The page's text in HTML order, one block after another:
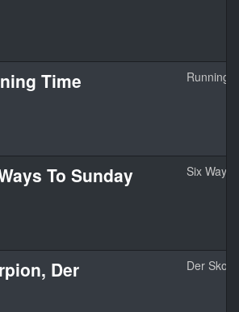
Time Running
To Sunday Six Ways
Der Der